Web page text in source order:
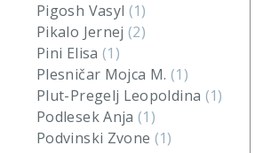
Pigosh Vasyl (1)
Pikalo Jernej(2)
Pini Elisa (1)
Plesničar Mojca M. (1)
Plut-Pregelj Leopoldina (1)
Podlesek Anja(1)
Podvinski Zvone (1)